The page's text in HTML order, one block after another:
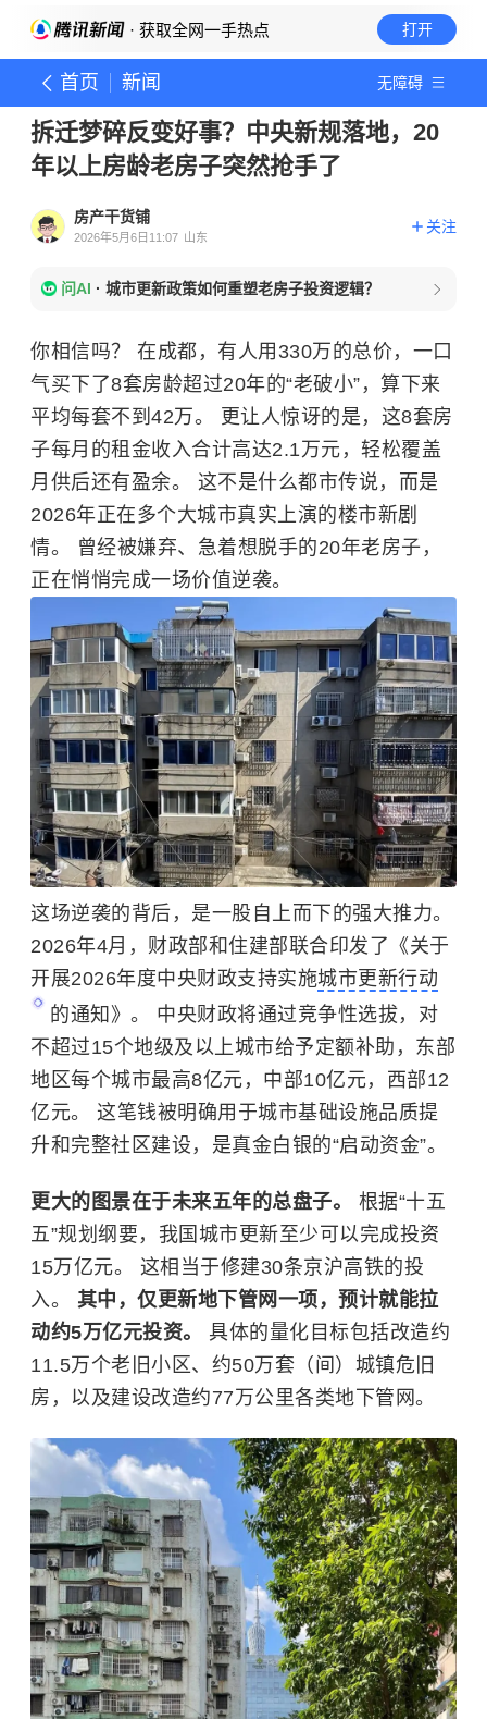
· 获取全网一手热点 打开
首页 新闻 无障碍
拆迁梦碎反变好事？中央新规落地，20
年以上房龄老房子突然抢手了
房产干货铺
2026年5月6日11:07 山东
关注
问AI · 城市更新政策如何重塑老房子投资逻辑？
你相信吗？ 在成都，有人用330万的总价，一口
气买下了8套房龄超过20年的“老破小”，算下来
平均每套不到42万。 更让人惊讶的是，这8套房
子每月的租金收入合计高达2.1万元，轻松覆盖
月供后还有盈余。 这不是什么都市传说，而是
2026年正在多个大城市真实上演的楼市新剧
情。 曾经被嫌弃、急着想脱手的20年老房子，
正在悄悄完成一场价值逆袭。
这场逆袭的背后，是一股自上而下的强大推力。
2026年4月，财政部和住建部联合印发了《关于
开展2026年度中央财政支持实施城市更新行动
的通知》。 中央财政将通过竞争性选拔，对
不超过15个地级及以上城市给予定额补助，东部
地区每个城市最高8亿元，中部10亿元，西部12
亿元。 这笔钱被明确用于城市基础设施品质提
升和完整社区建设，是真金白银的“启动资金”。
更大的图景在于未来五年的总盘子。 根据“十五
五”规划纲要，我国城市更新至少可以完成投资
15万亿元。 这相当于修建30条京沪高铁的投
入。 其中，仅更新地下管网一项，预计就能拉
动约5万亿元投资。 具体的量化目标包括改造约
11.5万个老旧小区、约50万套（间）城镇危旧
房，以及建设改造约77万公里各类地下管网。